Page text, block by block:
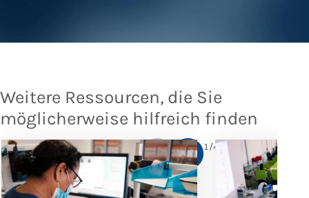
Weitere Ressourcen, die Sie
möglicherweise hilfreich finden
1/4